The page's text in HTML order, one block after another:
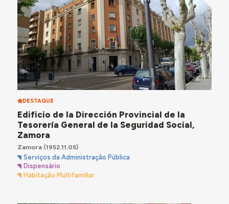
DESTAQUE
Edificio de la Dirección Provincial de la
Tesorería General de la Seguridad Social,
Zamora
Zamora(1952.11.05)
Serviços da Administração Pública
Dispensário
Habitação Multifamiliar